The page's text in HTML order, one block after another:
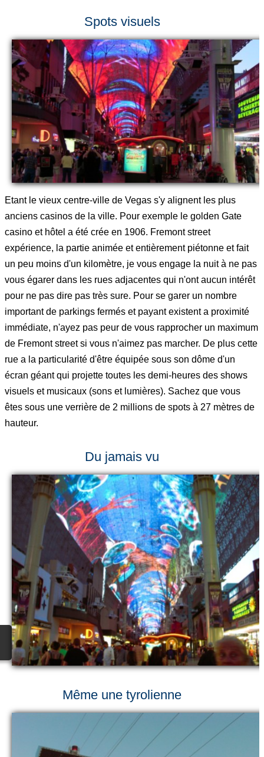
Spots visuels
Etant le vieux centre-ville de Vegas s'y alignent les plus
anciens casinos de la ville. Pour exemple le golden Gate
casino et hôtel a été crée en 1906. Fremont street
expérience, la partie animée et entièrement piétonne et fait
un peu moins d'un kilomètre, je vous engage la nuit à ne pas
vous égarer dans les rues adjacentes qui n'ont aucun intérêt
pour ne pas dire pas très sure. Pour se garer un nombre
important de parkings fermés et payant existent a proximité
immédiate, n'ayez pas peur de vous rapprocher un maximum
de Fremont street si vous n'aimez pas marcher. De plus cette
rue a la particularité d'être équipée sous son dôme d'un
écran géant qui projette toutes les demi-heures des shows
visuels et musicaux (sons et lumières). Sachez que vous
êtes sous une verrière de 2 millions de spots à 27 mètres de
hauteur.
Du jamais vu
Même une tyrolienne